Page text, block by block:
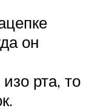
он
рта, то